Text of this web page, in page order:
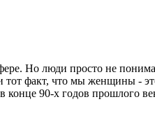
Но люди просто не
тот факт, что мы женщины
90-х годов прошлого